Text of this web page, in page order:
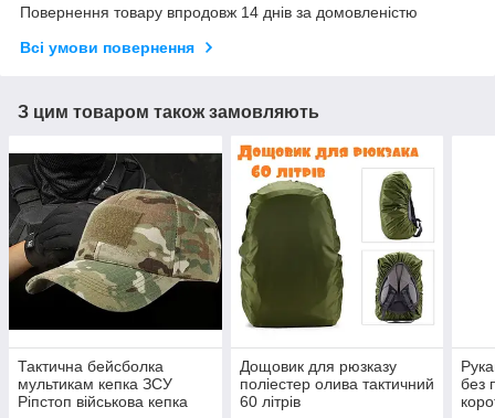
Повернення товару впродовж 14 днів за домовленістю
Всі умови повернення
З цим товаром також замовляють
Тактична бейсболка
мультикам кепка ЗСУ
Ріпстоп військова кепка
Дощовик для рюзказу
поліестер олива тактичний
60 літрів
без